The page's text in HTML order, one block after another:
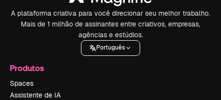
A plataforma criativa para você direcionar seu melhor trabalho.
Mais de 1 milhão de assinantes entre criativos, empresas,
agências e estúdios.
Português
Produtos
Spaces
Assistente de IA